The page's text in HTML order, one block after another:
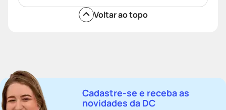
Voltar ao topo
Cadastre-se e receba as
novidades da DC